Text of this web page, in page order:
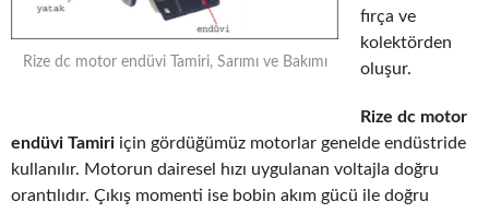
Rize dc motor endüvi Tamiri, Sarımı ve Bakımı
fırça ve
kolektörden
oluşur.
Rize dc motor
endüvi Tamiri için gördüğümüz motorlar genelde endüstride
kullanılır. Motorun dairesel hızı uygulanan voltajla doğru
orantılıdır. Çıkış momenti ise bobin akım gücü ile doğru